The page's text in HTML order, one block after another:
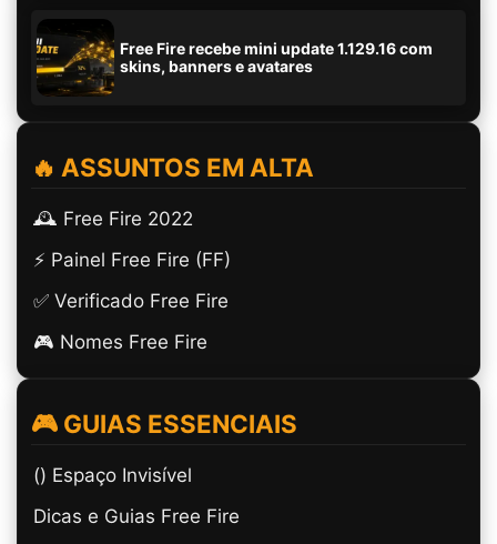
Free Fire recebe mini update 1.129.16 com
skins, banners e avatares
🔥 ASSUNTOS EM ALTA
🕰️ Free Fire 2022
⚡ Painel Free Fire (FF)
✅ Verificado Free Fire
🎮 Nomes Free Fire
🎮 GUIAS ESSENCIAIS
(ㅤ) Espaço Invisível
Dicas e Guias Free Fire